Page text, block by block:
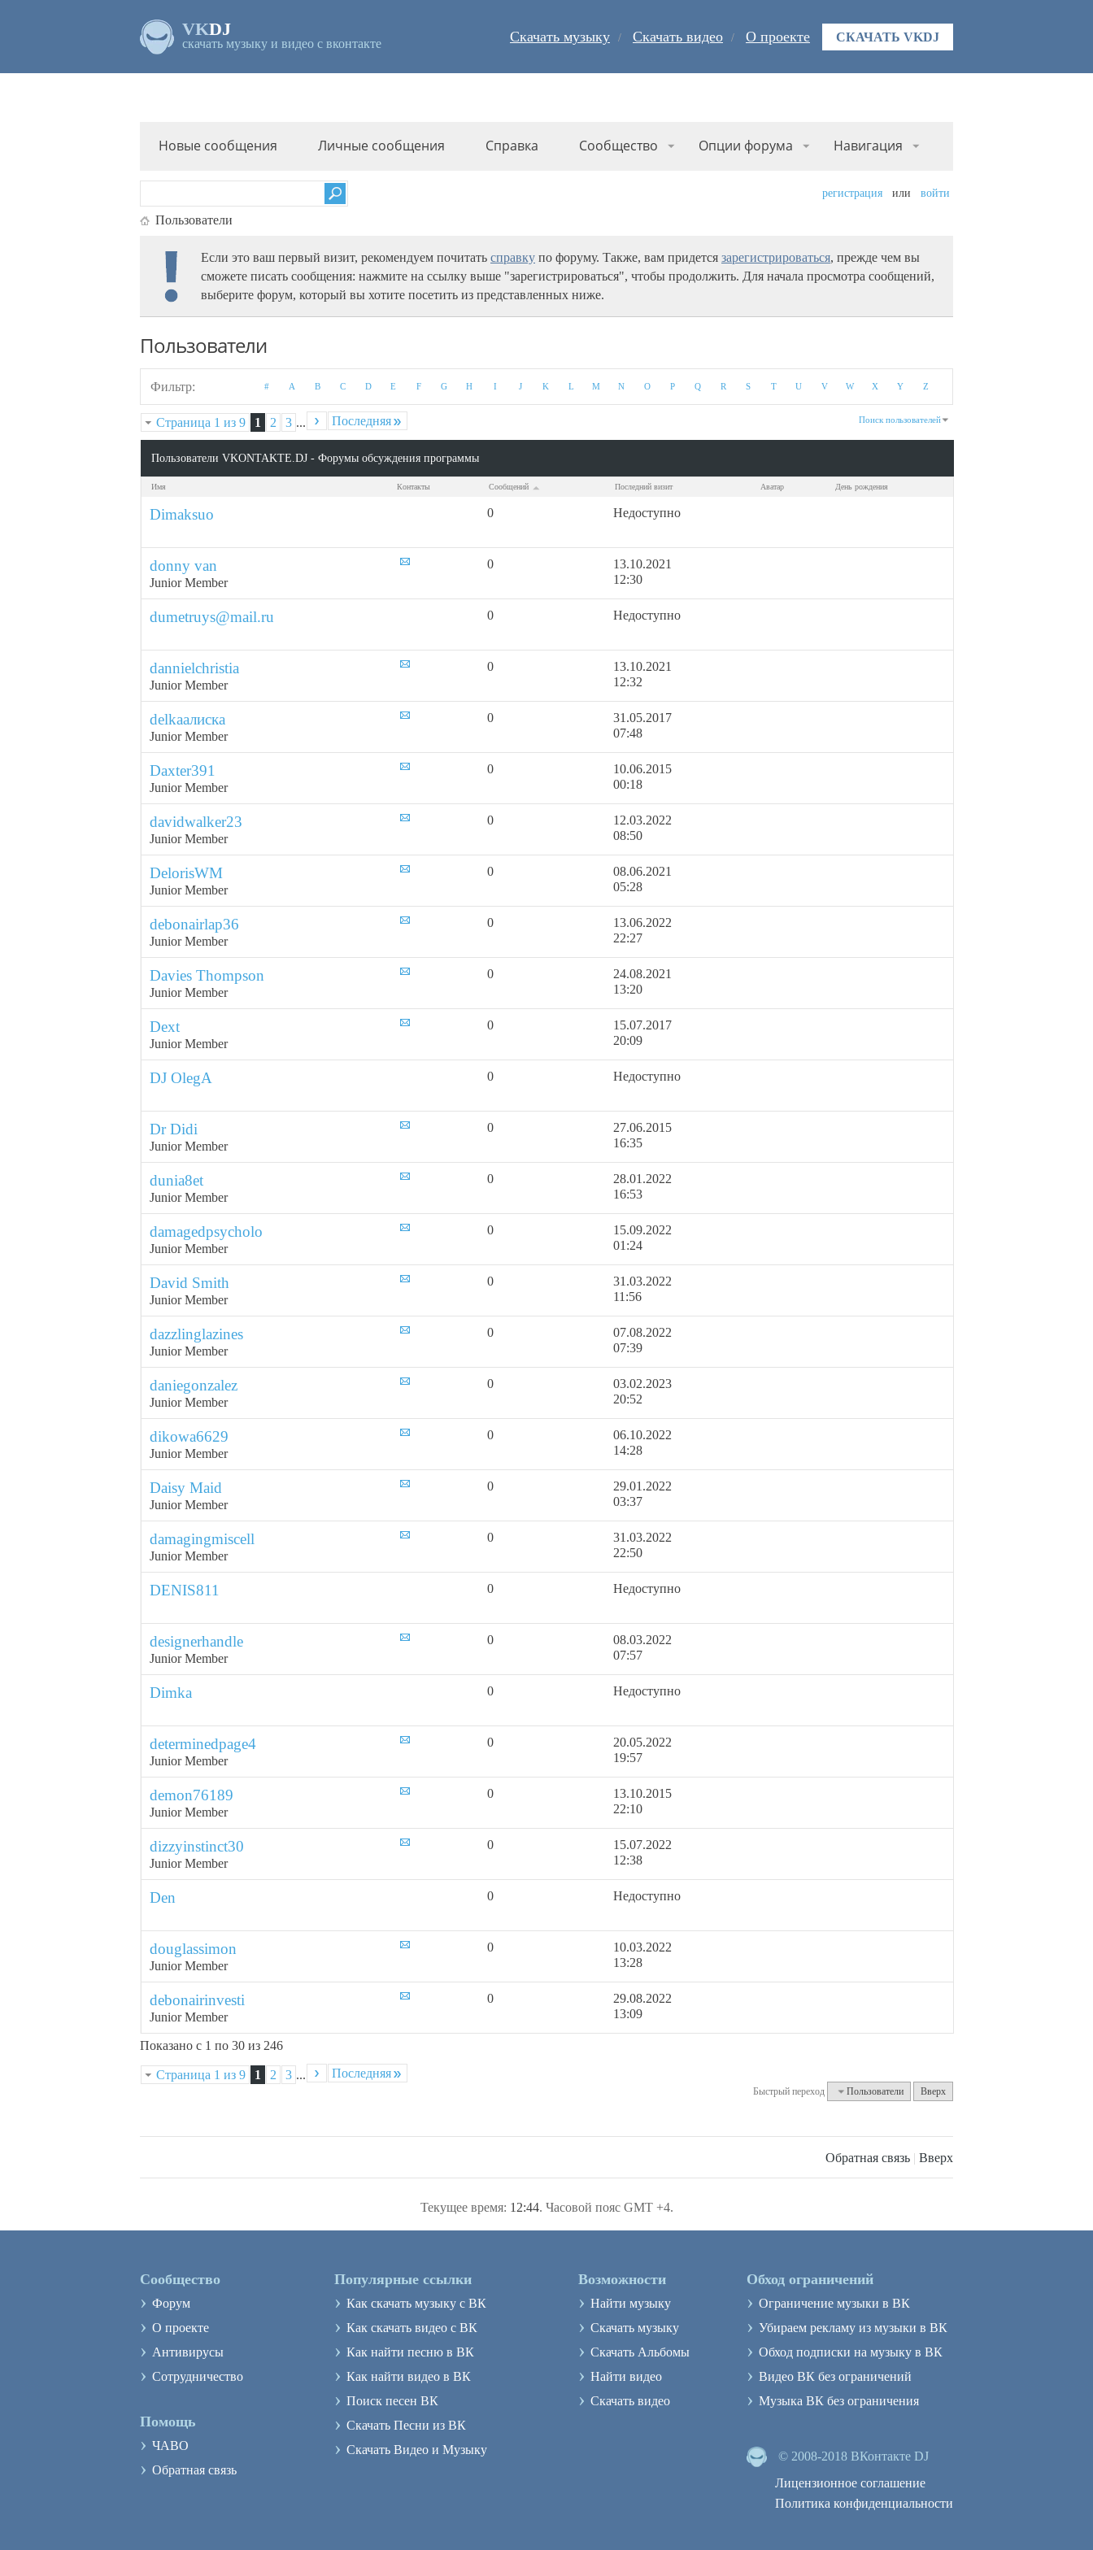
VKDJ
скачать музыку и видео с вконтакте Скачать музыку Скачать видео О проекте СКАЧАТЬ VKDJ
Новые сообщения Личные сообщения Справка Сообщество Опции форума Навигация
регистрация или войти
Пользователи
Если это ваш первый визит, рекомендуем почитать справку по форуму. Также, вам придется зарегистрироваться, прежде чем вы
сможете писать сообщения: нажмите на ссылку выше "зарегистрироваться", чтобы продолжить. Для начала просмотра сообщений,
выберите форум, который вы хотите посетить из представленных ниже.
Пользователи
Фильтр # A B C D E F G H I J K L M N O P Q R S T U V W X Y Z
Страница 1 из 9 1 2 3 ... Последняя Поиск пользователей
Пользователи VKONTAKTE.DJ - Форумы обсуждения программы
Имя Контакты Сообщений Последний визит Аватар День рождения
Dimaksuo 0 Недоступно
donny van
Junior Member
0
13.10.2021
12:30
dumetruys@mail.ru 0 Недоступно
dannielchristia
Junior Member
0
13.10.2021
12:32
delkaалиска
Junior Member
0
31.05.2017
07:48
Daxter391
Junior Member
0
10.06.2015
00:18
davidwalker23
Junior Member
0
12.03.2022
08:50
DelorisWM
Junior Member
0
08.06.2021
05:28
debonairlap36
Junior Member
0
13.06.2022
22:27
Davies Thompson
Junior Member
0
24.08.2021
13:20
Dext
Junior Member
0
15.07.2017
20:09
DJ OlegA 0 Недоступно
Dr Didi
Junior Member
0
27.06.2015
16:35
dunia8et
Junior Member
0
28.01.2022
16:53
damagedpsycholo
Junior Member
0
15.09.2022
01:24
David Smith
Junior Member
0
31.03.2022
11:56
dazzlinglazines
Junior Member
0
07.08.2022
07:39
daniegonzalez
Junior Member
0
03.02.2023
20:52
dikowa6629
Junior Member
0
06.10.2022
14:28
Daisy Maid
Junior Member
0
29.01.2022
03:37
damagingmiscell
Junior Member
0
31.03.2022
22:50
DENIS811 0 Недоступно
designerhandle
Junior Member
0
08.03.2022
07:57
Dimka 0 Недоступно
determinedpage4
Junior Member
0
20.05.2022
19:57
demon76189
Junior Member
0
13.10.2015
22:10
dizzyinstinct30
Junior Member
0
15.07.2022
12:38
Den 0 Недоступно
douglassimon
Junior Member
0
10.03.2022
13:28
debonairinvesti
Junior Member
0
29.08.2022
13:09
Показано с 1 по 30 из 246
Страница 1 из 9 1 2 3 ... Последняя
Быстрый переход Пользователи Вверх
Обратная связь | Вверх
Текущее время: 12:44. Часовой пояс GMT +4.
Сообщество
› Форум
› О проекте
› Антивирусы
› Сотрудничество
Помощь
› ЧАВО
› Обратная связь
Популярные ссылки
› Как скачать музыку с ВК
› Как скачать видео с ВК
› Как найти песню в ВК
› Как найти видео в ВК
› Поиск песен ВК
› Скачать Песни из ВК
› Скачать Видео и Музыку
Возможности
› Найти музыку
› Скачать музыку
› Скачать Альбомы
› Найти видео
› Скачать видео
Обход ограничений
› Ограничение музыки в ВК
› Убираем рекламу из музыки в ВК
› Обход подписки на музыку в ВК
› Видео ВК без ограничений
› Музыка ВК без ограничения
© 2008-2018 ВКонтакте DJ
Лицензионное соглашение
Политика конфиденциальности